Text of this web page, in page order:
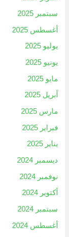
سبتمبر 2025
أغسطس 2025
يوليو 2025
يونيو 2025
مايو 2025
أبريل 2025
مارس 2025
فبراير 2025
يناير 2025
ديسمبر 2024
نوفمبر 2024
أكتوبر 2024
سبتمبر 2024
أغسطس 2024